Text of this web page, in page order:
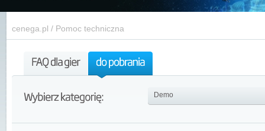
cenega.pl / Pomoc techniczna